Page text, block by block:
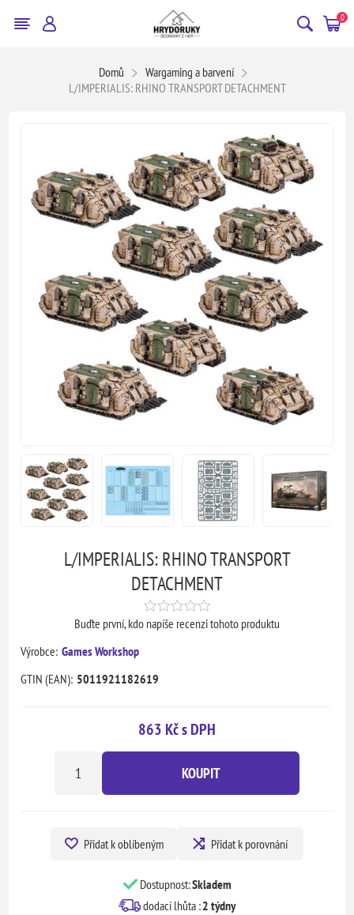
0
Domů
Wargaming a barvení
L/IMPERIALIS: RHINO TRANSPORT DETACHMENT
L/IMPERIALIS: RHINO TRANSPORT
DETACHMENT
Buďte první, kdo napíše recenzi tohoto produktu
Výrobce: Games Workshop
GTIN (EAN): 5011921182619
863 Kč s DPH
KOUPIT
Přidat k oblíbeným Přidat k porovnání
Dostupnost:Skladem
dodací lhůta :2 týdny